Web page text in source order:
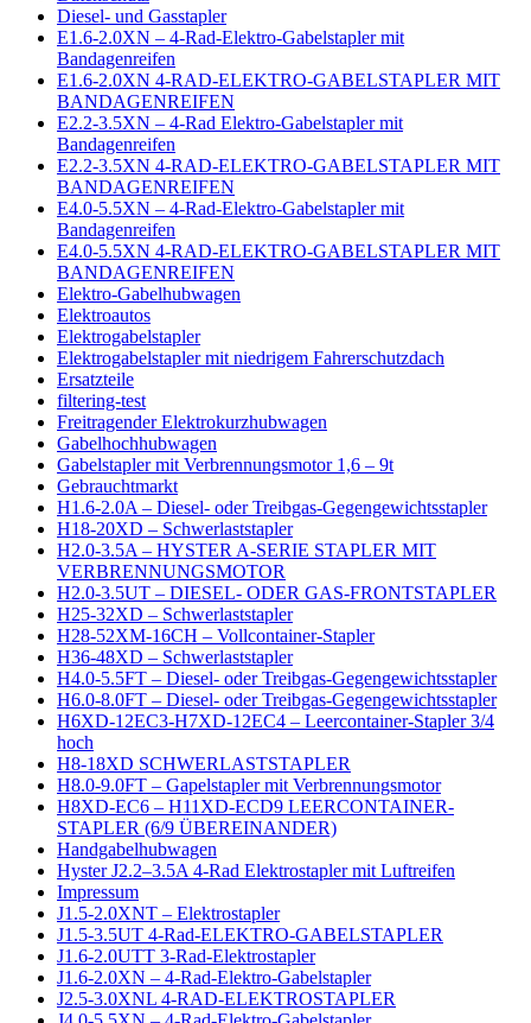
Diesel- und Gasstapler
E1.6-2.0XN – 4-Rad-Elektro-Gabelstapler mit
Bandagenreifen
E1.6-2.0XN 4-RAD-ELEKTRO-GABELSTAPLER MIT
BANDAGENREIFEN
E2.2-3.5XN – 4-Rad Elektro-Gabelstapler mit
Bandagenreifen
E2.2-3.5XN 4-RAD-ELEKTRO-GABELSTAPLER MIT
BANDAGENREIFEN
E4.0-5.5XN – 4-Rad-Elektro-Gabelstapler mit
Bandagenreifen
E4.0-5.5XN 4-RAD-ELEKTRO-GABELSTAPLER MIT
BANDAGENREIFEN
Elektro-Gabelhubwagen
Elektroautos
Elektrogabelstapler
Elektrogabelstapler mit niedrigem Fahrerschutzdach
Ersatzteile
filtering-test
Freitragender Elektrokurzhubwagen
Gabelhochhubwagen
Gabelstapler mit Verbrennungsmotor 1,6 – 9t
Gebrauchtmarkt
H1.6-2.0A – Diesel- oder Treibgas-Gegengewichtsstapler
H18-20XD – Schwerlaststapler
H2.0-3.5A – HYSTER A-SERIE STAPLER MIT
VERBRENNUNGSMOTOR
H2.0-3.5UT – DIESEL- ODER GAS-FRONTSTAPLER
H25-32XD – Schwerlaststapler
H28-52XM-16CH – Vollcontainer-Stapler
H36-48XD – Schwerlaststapler
H4.0-5.5FT – Diesel- oder Treibgas-Gegengewichtsstapler
H6.0-8.0FT – Diesel- oder Treibgas-Gegengewichtsstapler
H6XD-12EC3-H7XD-12EC4 – Leercontainer-Stapler 3/4
hoch
H8-18XD SCHWERLASTSTAPLER
H8.0-9.0FT – Gapelstapler mit Verbrennungsmotor
H8XD-EC6 – H11XD-ECD9 LEERCONTAINER-
STAPLER (6/9 ÜBEREINANDER)
Handgabelhubwagen
Hyster J2.2–3.5A 4-Rad Elektrostapler mit Luftreifen
Impressum
J1.5-2.0XNT – Elektrostapler
J1.5-3.5UT 4-Rad-ELEKTRO-GABELSTAPLER
J1.6-2.0UTT 3-Rad-Elektrostapler
J1.6-2.0XN – 4-Rad-Elektro-Gabelstapler
J2.5-3.0XNL 4-RAD-ELEKTROSTAPLER